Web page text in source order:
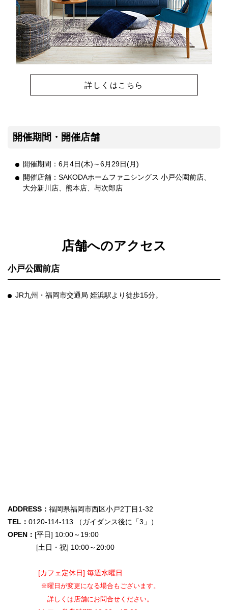
詳しくはこちら
開催期間・開催店舗
開催期間：6月4日(木)～6月29日(月)
開催店舗：SAKODAホームファニシングス 小戸公園前店、
大分新川店、熊本店、与次郎店
店舗へのアクセス
小戸公園前店
JR九州・福岡市交通局 姪浜駅より徒歩15分。
ADDRESS： 福岡県福岡市西区小戸2丁目1-32
TEL： 0120-114-113 （ガイダンス後に「3」）
OPEN： [平日] 10:00～19:00
[土日・祝] 10:00～20:00
[カフェ定休日] 毎週水曜日
※曜日が変更になる場合もございます。
詳しくは店舗にお問合せください。